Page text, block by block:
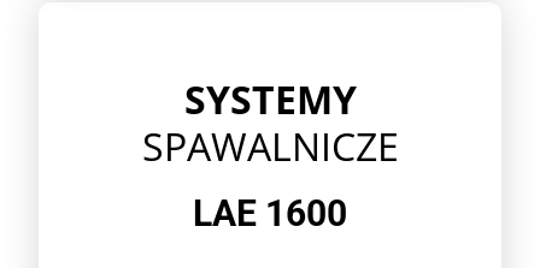
SYSTEMY
SPAWALNICZE
LAE 1600